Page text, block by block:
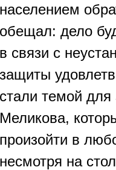
населением
обещал: дело
в связи с
защиты
стали темой для
Меликова,
произойти в
несмотря на